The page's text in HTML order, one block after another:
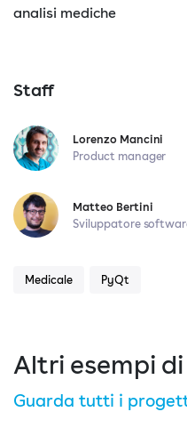
analisi mediche
Staff
Lorenzo Mancini
Product manager
Matteo Bertini
Sviluppatore
Medicale PyQt
Altri esempi
Guarda tutti i